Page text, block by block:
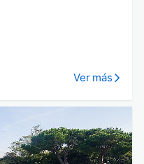
Ver más